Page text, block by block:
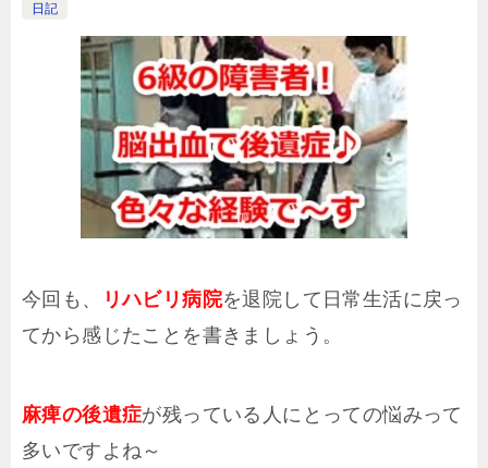
日記
今回も、 リハビリ病院を退院して日常生活に戻っ
てから感じたことを書きましょう。
麻痺の後遺症が残っている人にとっての悩みって
多いですよね～